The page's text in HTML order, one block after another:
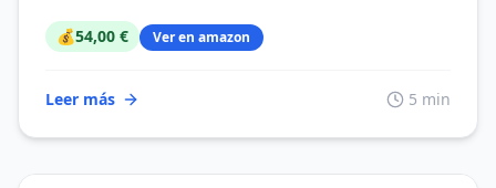
💰54,00 € Ver en amazon
Leer más 5 min